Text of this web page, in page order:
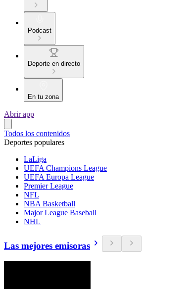
Podcast
Deporte en directo
En tu zona
Abrir app
Todos los contenidos
Deportes populares
LaLiga
UEFA Champions League
UEFA Europa League
Premier League
NFL
NBA Basketball
Major League Baseball
NHL
Las mejores emisoras